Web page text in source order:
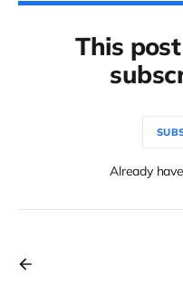
This
Already